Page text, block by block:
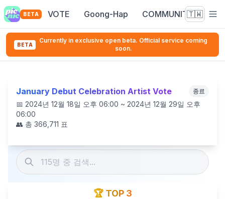
BETA VOTE Goong-Hap COMMUNITY🇹🇼
BETA
Currently in exclusive open beta. Official service coming
soon.
January Debut Celebration Artist Vote 종료
📅 2024년 12월 18일 오후 06:00 ~ 2024년 12월 29일 오후
06:00
👥 총 366,711 표
🏆 TOP 3